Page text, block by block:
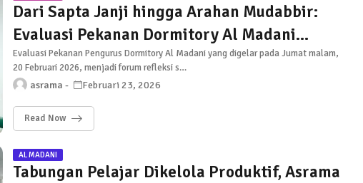
Dari Sapta Janji hingga Arahan Mudabbir:
Evaluasi Pekanan Dormitory Al Madani
Menyambut Visi Syaykh Al-Zaytun
Evaluasi Pekanan Pengurus Dormitory Al Madani yang digelar pada Jumat malam,
20 Februari 2026, menjadi forum refleksi s…
asrama Februari 23, 2026
Read Now
AL MADANI
Tabungan Pelajar Dikelola Produktif, Asrama